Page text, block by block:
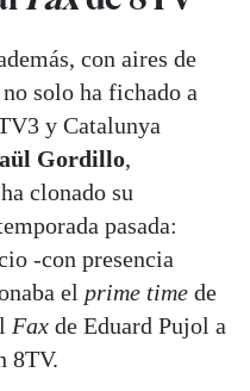
con aires de
solo ha fichado a
y Catalunya
Gordillo,
clonado su
pasada:
-con presencia
el prime time de
Fax de Eduard Pujol a
8TV.